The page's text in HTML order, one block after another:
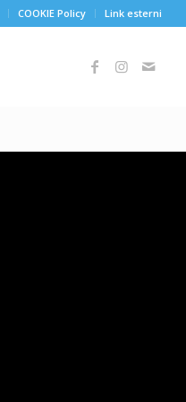
COOKIE Policy Link esterni